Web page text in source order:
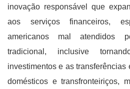
inovação responsável que
aos serviços financeiros,
americanos mal atendidos
tradicional, inclusive
investimentos e as transferências
domésticos e transfronteiriços,